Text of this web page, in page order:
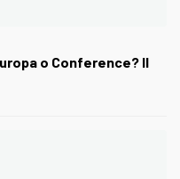
o Conference? Il